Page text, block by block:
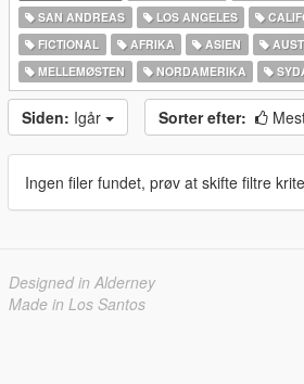
SAN ANDREAS
LOS ANGELES
FICTIONAL
AFRIKA ASIEN
MELLEMØSTEN
NORDAMERIKA
Siden: Igår Sorter efter:
Ingen filer fundet, prøv at skifte filtre
Designed in Alderney
Made in Los Santos